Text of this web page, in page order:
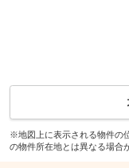
※地図上に表示される物件の
の物件所在地とは異なる場合